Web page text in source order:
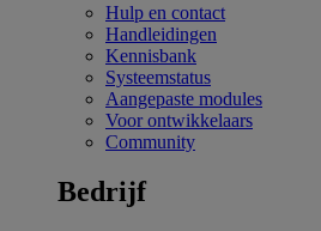
Hulp en contact
Handleidingen
Kennisbank
Systeemstatus
Aangepaste modules
Voor ontwikkelaars
Community
Bedrijf